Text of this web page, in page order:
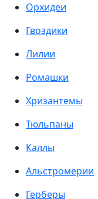
Орхидеи
Гвоздики
Лилии
Ромашки
Хризантемы
Тюльпаны
Каллы
Альстромерии
Герберы